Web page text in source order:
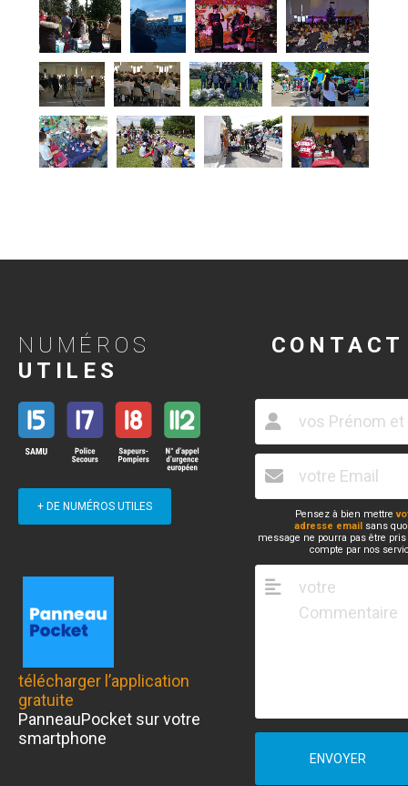
NUMÉROS
UTILES
+ DE NUMÉROS UTILES
télécharger l’application
gratuite
PanneauPocket sur votre
smartphone
CONTACT
Pensez à bien mettre
adresse email sans
message ne pourra pas être
compte par nos
ENVOYER